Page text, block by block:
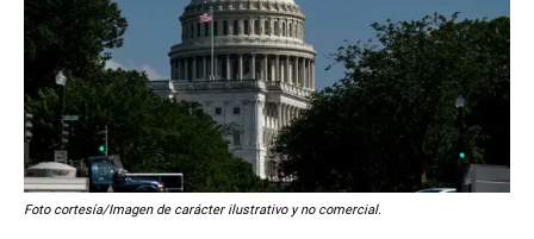
Foto cortesía/Imagen de carácter ilustrativo y no comercial.